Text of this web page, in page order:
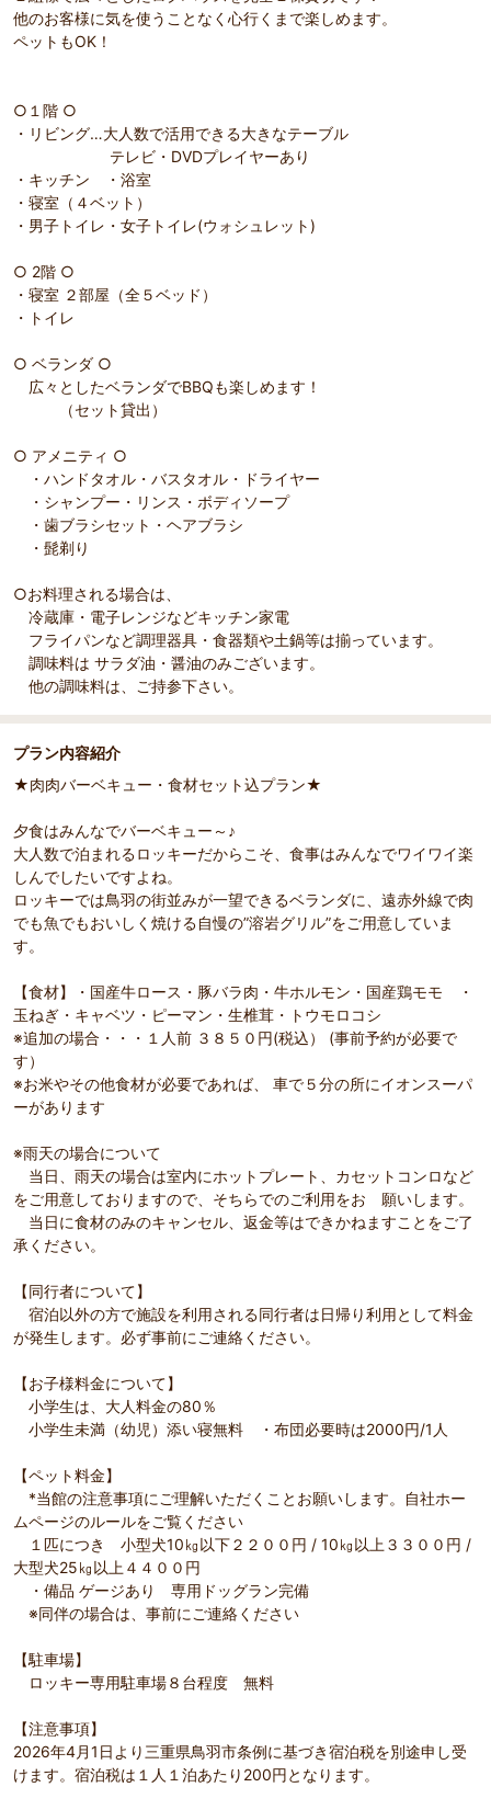
他のお客様に気を使うことなく心行くまで楽しめます。
ペットもOK！
○１階 ○
・リビング…大人数で活用できる大きなテーブル
テレビ・DVDプレイヤーあり
・キッチン ・浴室
・寝室（４ベット）
・男子トイレ・女子トイレ(ウォシュレット)
○ 2階 ○
・寝室 ２部屋（全５ベッド）
・トイレ
○ ベランダ ○
広々としたベランダでBBQも楽しめます！
（セット貸出）
○ アメニティ ○
・ハンドタオル・バスタオル・ドライヤー
・シャンプー・リンス・ボディソープ
・歯ブラシセット・ヘアブラシ
・髭剃り
○お料理される場合は、
冷蔵庫・電子レンジなどキッチン家電
フライパンなど調理器具・食器類や土鍋等は揃っています。
調味料は サラダ油・醤油のみございます。
他の調味料は、ご持参下さい。
プラン内容紹介
★肉肉バーベキュー・食材セット込プラン★
夕食はみんなでバーベキュー～♪
大人数で泊まれるロッキーだからこそ、食事はみんなでワイワイ楽
しんでしたいですよね。
ロッキーでは鳥羽の街並みが一望できるベランダに、遠赤外線で肉
でも魚でもおいしく焼ける自慢の”溶岩グリル”をご用意していま
す。
【食材】・国産牛ロース・豚バラ肉・牛ホルモン・国産鶏モモ ・
玉ねぎ・キャベツ・ピーマン・生椎茸・トウモロコシ
※追加の場合・・・１人前 ３８５０円(税込） (事前予約が必要で
す）
※お米やその他食材が必要であれば、 車で５分の所にイオンスーパ
ーがあります
※雨天の場合について
当日、雨天の場合は室内にホットプレート、カセットコンロなど
をご用意しておりますので、そちらでのご利用をお 願いします。
当日に食材のみのキャンセル、返金等はできかねますことをご了
承ください。
【同行者について】
宿泊以外の方で施設を利用される同行者は日帰り利用として料金
が発生します。必ず事前にご連絡ください。
【お子様料金について】
小学生は、大人料金の80％
小学生未満（幼児）添い寝無料 ・布団必要時は2000円/1人
【ペット料金】
*当館の注意事項にご理解いただくことお願いします。自社ホー
ムページのルールをご覧ください
１匹につき 小型犬10㎏以下２２００円 / 10㎏以上３３００円 /
大型犬25㎏以上４４００円
・備品 ゲージあり 専用ドッグラン完備
※同伴の場合は、事前にご連絡ください
【駐車場】
ロッキー専用駐車場８台程度 無料
【注意事項】
2026年4月1日より三重県鳥羽市条例に基づき宿泊税を別途申し受
けます。宿泊税は１人１泊あたり200円となります。
evi
ou
s
BBQスペース、鳥羽の景色も楽しめるよ。